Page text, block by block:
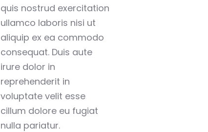
quis nostrud exercitation
ullamco laboris nisi ut
aliquip ex ea commodo
consequat. Duis aute
irure dolor in
reprehenderit in
voluptate velit esse
cillum dolore eu fugiat
nulla pariatur.